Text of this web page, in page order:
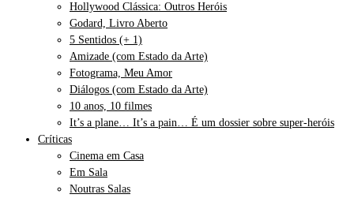
Hollywood Clássica: Outros Heróis
Godard, Livro Aberto
5 Sentidos (+ 1)
Amizade (com Estado da Arte)
Fotograma, Meu Amor
Diálogos (com Estado da Arte)
10 anos, 10 filmes
It’s a plane… It’s a pain… É um dossier sobre super-heróis
Críticas
Cinema em Casa
Em Sala
Noutras Salas